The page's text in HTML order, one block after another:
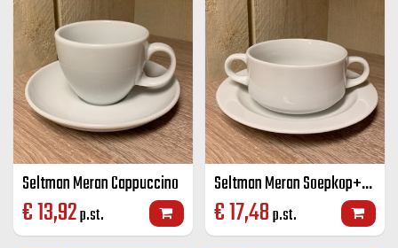
Seltman Meran Cappuccino
€13,92p.st.
Seltman Meran Soepkop+schotel
€17,48p.st.